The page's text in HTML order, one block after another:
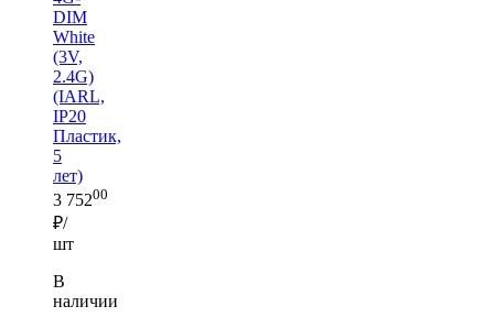
DIM
White
(3V,
2.4G)
(IARL,
IP20
Пластик,
5
лет)
3 75200
₽/
шт
В
наличии